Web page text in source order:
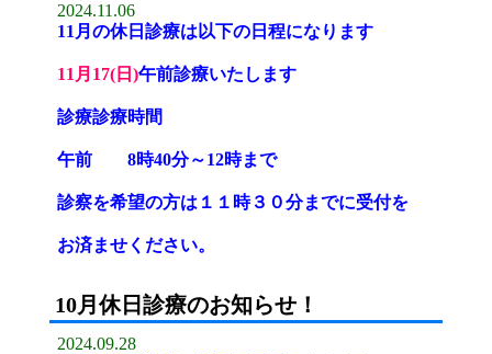
2024.11.06
11月の休日診療は以下の日程になります
11月17(日)午前診療いたします
診療診療時間
午前 8時40分～12時まで
診察を希望の方は１１時３０分までに受付を
お済ませください。
10月休日診療のお知らせ！
2024.09.28